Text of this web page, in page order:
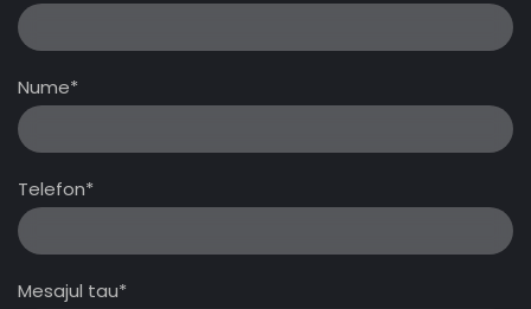
Nume*
Telefon*
Mesajul tau*